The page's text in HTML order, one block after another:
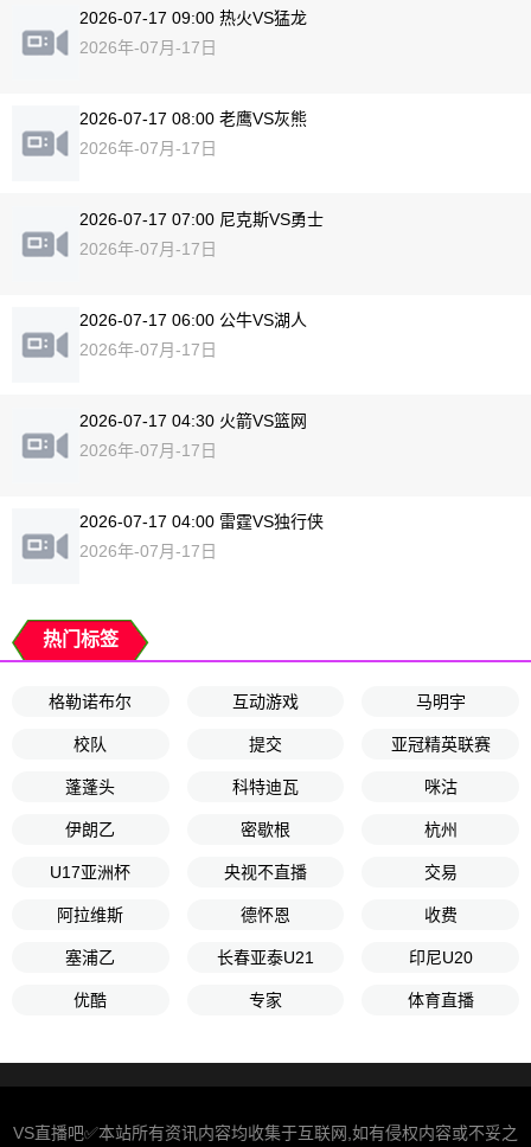
2026-07-17 09:00 热火VS猛龙
2026年-07月-17日
2026-07-17 08:00 老鹰VS灰熊
2026年-07月-17日
2026-07-17 07:00 尼克斯VS勇士
2026年-07月-17日
2026-07-17 06:00 公牛VS湖人
2026年-07月-17日
2026-07-17 04:30 火箭VS篮网
2026年-07月-17日
2026-07-17 04:00 雷霆VS独行侠
2026年-07月-17日
热门标签
格勒诺布尔 互动游戏 马明宇
校队 提交 亚冠精英联赛
蓬蓬头 科特迪瓦 咪沽
伊朗乙 密歇根 杭州
U17亚洲杯 央视不直播 交易
阿拉维斯 德怀恩 收费
塞浦乙 长春亚泰U21 印尼U20
优酷 专家 体育直播
VS直播吧✅本站所有资讯内容均收集于互联网,如有侵权内容或不妥之